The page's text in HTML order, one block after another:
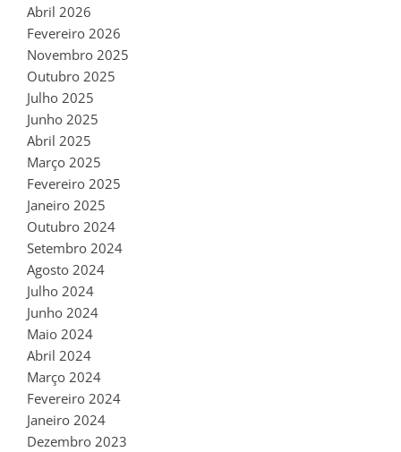
Abril 2026
Fevereiro 2026
Novembro 2025
Outubro 2025
Julho 2025
Junho 2025
Abril 2025
Março 2025
Fevereiro 2025
Janeiro 2025
Outubro 2024
Setembro 2024
Agosto 2024
Julho 2024
Junho 2024
Maio 2024
Abril 2024
Março 2024
Fevereiro 2024
Janeiro 2024
Dezembro 2023